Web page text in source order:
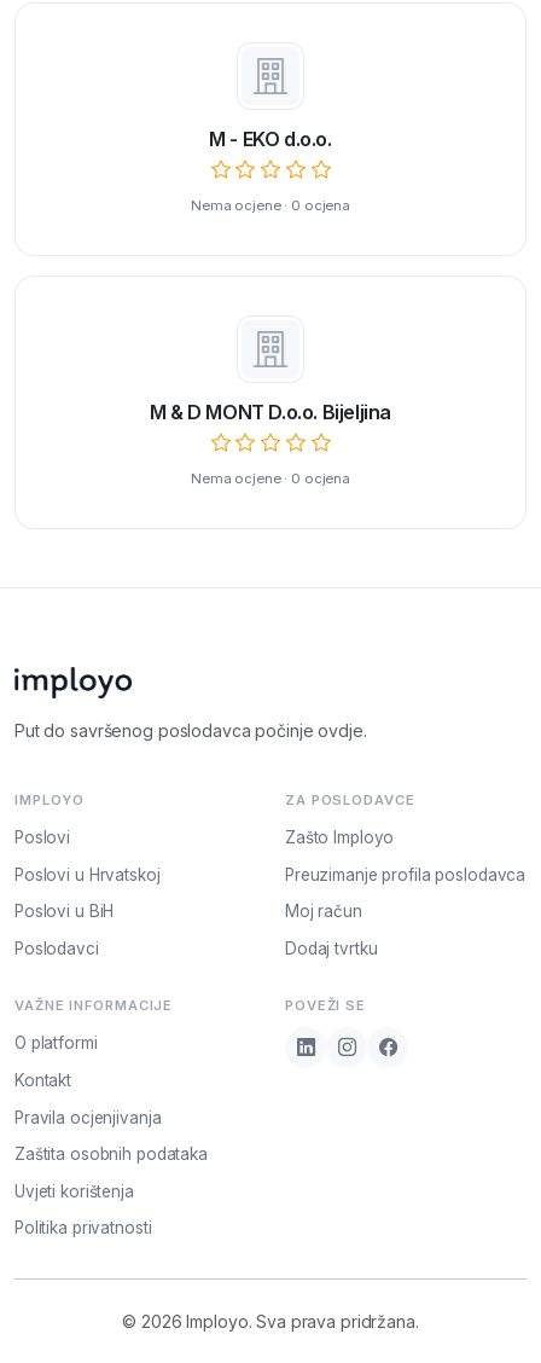
M - EKO d.o.o.
Nema ocjene · 0 ocjena
M & D MONT D.o.o. Bijeljina
Nema ocjene · 0 ocjena
Put do savršenog poslodavca počinje ovdje.
IMPLOYO
Poslovi
Poslovi u Hrvatskoj
Poslovi u BiH
Poslodavci
ZA POSLODAVCE
Zašto Imployo
Preuzimanje profila poslodavca
Moj račun
Dodaj tvrtku
VAŽNE INFORMACIJE
O platformi
Kontakt
Pravila ocjenjivanja
Zaštita osobnih podataka
Uvjeti korištenja
Politika privatnosti
POVEŽI SE
© 2026 Imployo. Sva prava pridržana.